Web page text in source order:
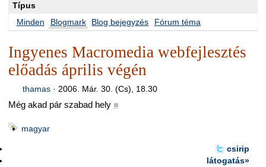
Típus
Minden
Blogmark Blog bejegyzés Fórum téma
Ingyenes Macromedia webfejlesztés
előadás április végén
thamas· 2006. Már. 30. (Cs), 18.30
Még akad pár szabad hely ■
magyar
csirip
látogatás»